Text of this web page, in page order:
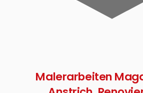
Malerarbeiten